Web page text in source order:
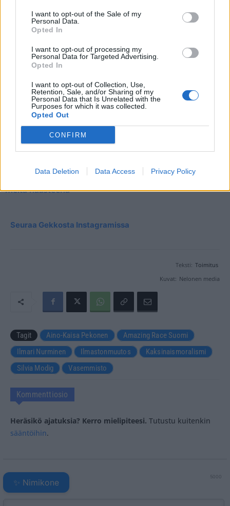
I want to opt-out of the Sale of my
Personal Data.
Opted In
I want to opt-out of processing my
Personal Data for Targeted Advertising.
Opted In
I want to opt-out of Collection, Use,
Retention, Sale, and/or Sharing of my
Personal Data that Is Unrelated with the
Purposes for which it was collected.
Opted Out
CONFIRM
Data Deletion Data Access Privacy Policy
SILLOIN EI OLE EDES MAANOSAT
RAJOINA!
HYH HYH HAISEE – EN OSAA
ARVOSTAA, EN YHTÄÄN!
— Jukka Perttula (@JukkaPerttula)July 24, 2023
Amazing Race Suomi alkaa Nelosella ja Ruudussa 30.
Amazing Racessa: ”Toivottavasti muut tiimit pitävät
meitä haasteena”
Seuraa Gekkosta Instagramissa
Teksti: Toimitus
Kuvat: Nelonen media
Tagit Aino-Kaisa Pekonen
Amazing Race Suomi
Ilmari Nurminen
Ilmastonmuutos
Kaksinaismoralismi
Silvia Modig
Vasemmisto
Kommenttiosio
Heräsikö ajatuksia? Kerro mielipiteesi. Tutustu kuitenkin
sääntöihin.
5000
✨ Nimikone